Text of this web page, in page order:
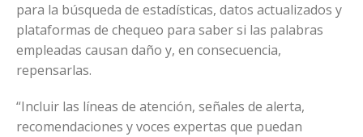
para la búsqueda de estadísticas, datos actualizados y
plataformas de chequeo para saber si las palabras
empleadas causan daño y, en consecuencia,
repensarlas.
“Incluir las líneas de atención, señales de alerta,
recomendaciones y voces expertas que puedan